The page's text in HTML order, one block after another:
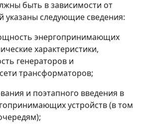
быть в зависимости от
указаны следующие сведения:
энергопринимающих
характеристики,
генераторов и
трансформаторов;
и поэтапного введения в
устройств (в том